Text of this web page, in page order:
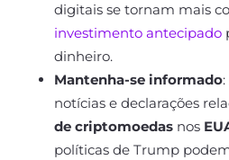
digitais se tornam mais
investimento antecipado
dinheiro.
Mantenha-se informado
notícias e declarações
de criptomoedas nos
políticas de Trump